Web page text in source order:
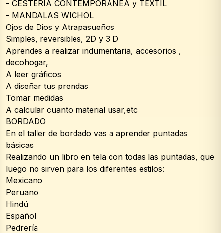
- CESTERIA CONTEMPORANEA y TEXTIL
- MANDALAS WICHOL
Ojos de Dios y Atrapasueños
Simples, reversibles, 2D y 3 D
Aprendes a realizar indumentaria, accesorios ,
decohogar,
A leer gráficos
A diseñar tus prendas
Tomar medidas
A calcular cuanto material usar,etc
BORDADO
En el taller de bordado vas a aprender puntadas
básicas
Realizando un libro en tela con todas las puntadas, que
luego no sirven para los diferentes estilos:
Mexicano
Peruano
Hindú
Español
Pedrería